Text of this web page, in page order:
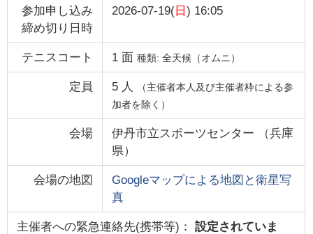
参加申し込み
締め切り日時
2026-07-19(日 ) 16:05
テニスコート 1面 種類: 全天候（オムニ）
定員 5 人
（主催者本人及び主催者枠による参
加者を除く）
会場 伊丹市立スポーツセンター （兵庫
県）
会場の地図
Googleマップによる地図と衛星写
真
主催者への緊急連絡先(携帯等)： 設定されていま